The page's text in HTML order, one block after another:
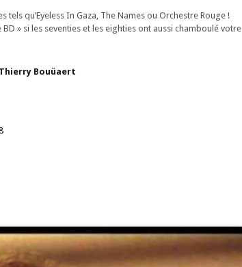
qu’Eyeless In Gaza, The Names ou Orchestre Rouge !
» si les seventies et les eighties ont aussi chamboulé votre
Bouüaert